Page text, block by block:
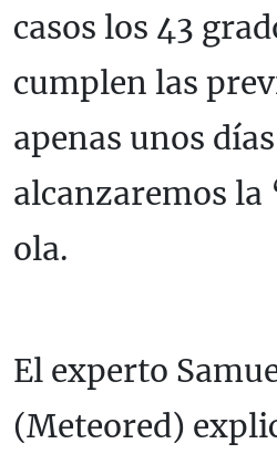
casos los 43
cumplen las
apenas unos días
alcanzaremos la
ola.
El experto
(Meteored)